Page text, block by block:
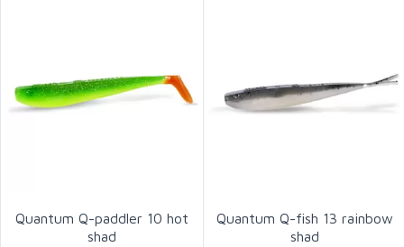
Quantum Q-paddler 10 hot
shad
Quantum Q-fish 13 rainbow
shad